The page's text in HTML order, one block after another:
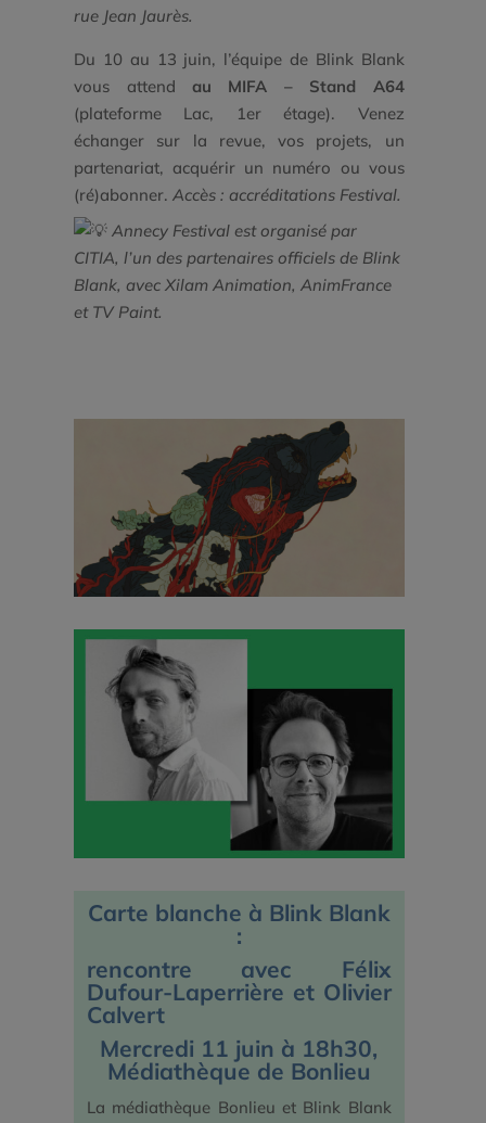
rue Jean Jaurès.
Du 10 au 13 juin, l’équipe de Blink Blank
vous attend au MIFA – Stand A64
(plateforme Lac, 1er étage). Venez
échanger sur la revue, vos projets, un
partenariat, acquérir un numéro ou vous
(ré)abonner.Accès : accréditations Festival.
Annecy Festival est organisé par
CITIA, l’un des partenaires officiels de Blink
Blank, avec Xilam Animation, AnimFrance
et TV Paint.
Carte blanche à Blink Blank
:
rencontre avec Félix
Dufour-Laperrière et Olivier
Calvert
Mercredi 11 juin à 18h30,
Médiathèque de Bonlieu
La médiathèque Bonlieu et Blink Blank